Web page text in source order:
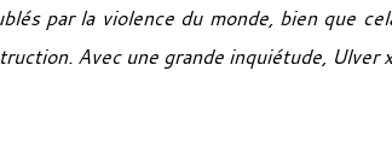
par la violence du monde, bien que
Avec une grande inquiétude, Ulver